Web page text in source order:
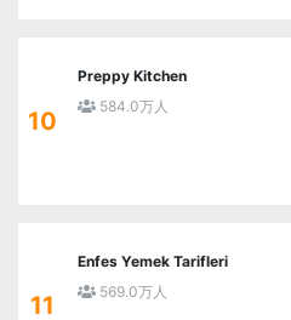
10
Preppy Kitchen
584.0万人
11
Enfes Yemek Tarifleri
569.0万人